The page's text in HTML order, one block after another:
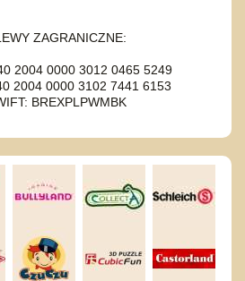
ZAGRANICZNE:
2004 0000 3012 0465 5249
2004 0000 3102 7441 6153
BREXPLPWMBK